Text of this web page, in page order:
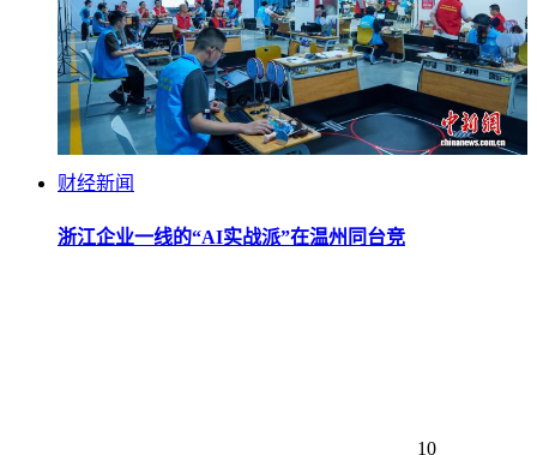
财经新闻
浙江企业一线的“AI实战派”在温州同台竞
10